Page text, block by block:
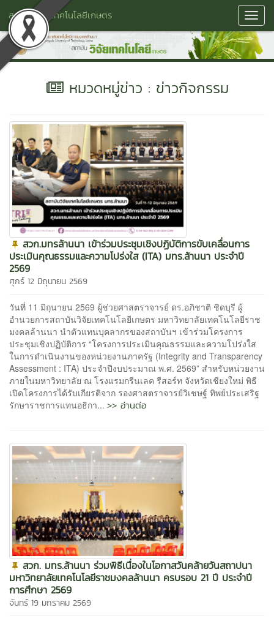
สถาบันวิจัยเทคโนโลยีเกษตร
หมวดหมู่ข่าว : ข่าวกิจกรรม
สวก.มทรล้านนา เข้าร่วมประชุมเชิงปฏิบัติการขับเคลื่อนการ
ประเมินคุณธรรมและความโปร่งใส (ITA) มทร.ล้านนา ประจำปี
2569
ศุกร์ 12 มิถุนายน 2569
วันที่ 11 มิถุนายน 2569 ผู้ช่วยศาสตราจารย์ ดร.อภิชาติ ชิดบุรี ผู้
อำนวยการสถาบันวิจัยเทคโนโลยีเกษตร มหาวิทยาลัยเทคโนโลยีราช
มงคลล้านนา นำตัวแทนบุคลากรของสถาบันฯ เข้าร่วมโครงการ
ประชุมเชิงปฏิบัติการ “โครงการประเมินคุณธรรมและความโปร่งใส
ในการดำเนินงานของหน่วยงานภาครัฐ (Integrity and Transparency
Assessment : ITA) ประจำปีงบประมาณ พ.ศ. 2569” สำหรับหน่วยงาน
ภายในมหาวิทยาลัย ณ โรงแรมกรีนเลค รีสอร์ท จังหวัดเชียงใหม่ พิธี
เปิดโครงการได้รับเกียรติจาก รองศาสตราจารย์วิเชษฐ์ ทิพย์ประเสริฐ
รักษาราชการแทนอธิกา... >> อ่านต่อ
สวก. มทร.ล้านนา ร่วมพิธีเนื่องในโอกาสวันคล้ายวันสถาปนา
มหาวิทยาลัยเทคโนโลยีราชมงคลล้านนา ครบรอบ 21 ปี ประจำปี
การศึกษา 2569
จันทร์ 19 มกราคม 2569